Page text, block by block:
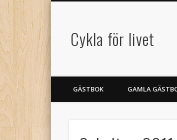
Cykla för livet
GÄSTBOK GAMLA